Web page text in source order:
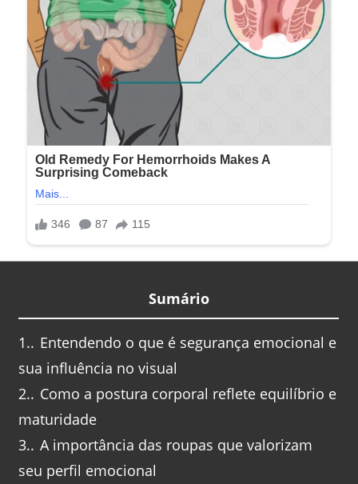
Sumário
1. Entendendo o que é segurança emocional e
sua influência no visual
2. Como a postura corporal reflete equilíbrio e
maturidade
3. A importância das roupas que valorizam
seu perfil emocional